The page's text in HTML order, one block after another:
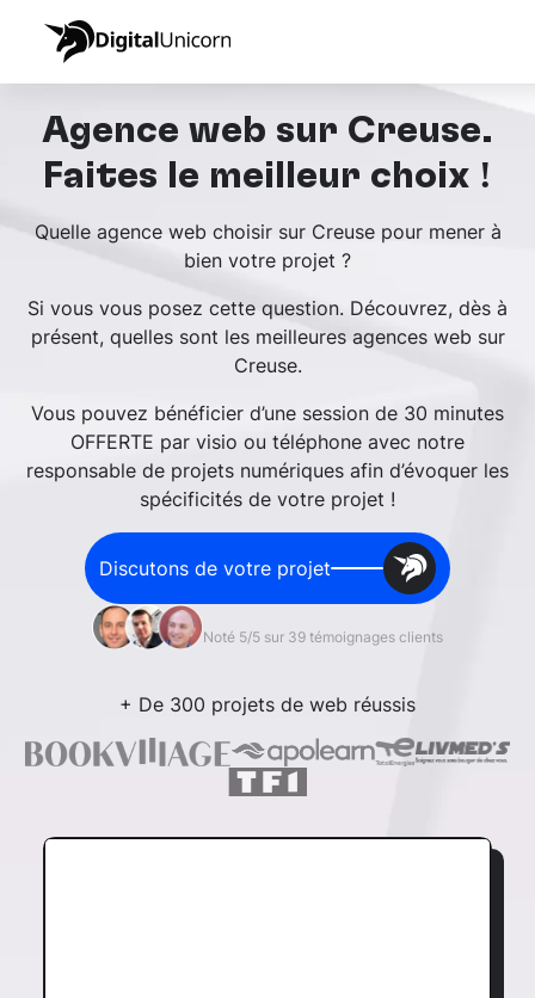
Agence web sur Creuse.
Faites le meilleur choix !
Quelle agence web choisir sur Creuse pour mener à
bien votre projet ?
Si vous vous posez cette question. Découvrez, dès à
présent, quelles sont les meilleures agences web sur
Creuse.
Vous pouvez bénéficier d’une session de 30 minutes
OFFERTE par visio ou téléphone avec notre
responsable de projets numériques afin d’évoquer les
spécificités de votre projet !
Discutons de votre projet
Noté 5/5 sur 39 témoignages clients
+ De 300 projets de web réussis